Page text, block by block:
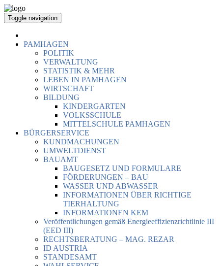
Toggle navigation
PAMHAGEN
POLITIK
VERWALTUNG
STATISTIK & MEHR
LEBEN IN PAMHAGEN
WIRTSCHAFT
BILDUNG
KINDERGARTEN
VOLKSSCHULE
MITTELSCHULE PAMHAGEN
BÜRGERSERVICE
KUNDMACHUNGEN
UMWELTDIENST
BAUAMT
BAUGESETZ UND FORMULARE
FÖRDERUNGEN – BAU
WASSER UND ABWASSER
INFORMATIONEN ÜBER RICHTIGE
TIERHALTUNG
INFORMATIONEN KEM
Veröffentlichungen gemäß Energieeffizienzrichtlinie III
(EED III)
RECHTSBERATUNG – MAG. REZAR
ID AUSTRIA
STANDESAMT